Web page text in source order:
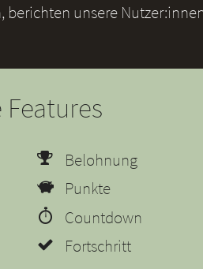
unsere
Features
Belohnung
Punkte
Countdown
Fortschritt